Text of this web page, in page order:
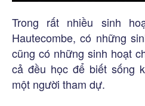
Trong rất nhiều sinh
Hautecombe, có những
cũng có những sinh hoạt
cả đều học để biết sống
một người tham dự.